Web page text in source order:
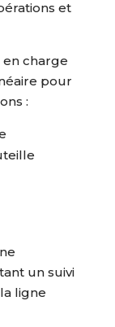
et
charge
pour
:
un suivi
ligne